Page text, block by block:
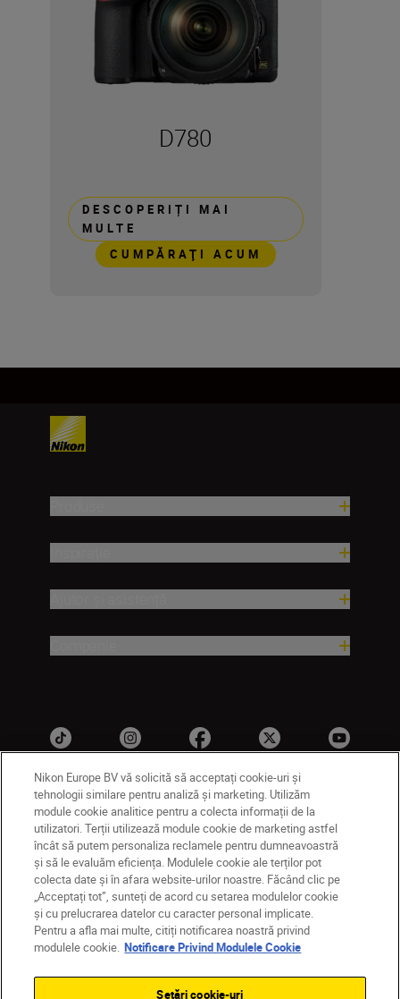
D780
DESCOPERIȚI MAI
MULTE
CUMPĂRAŢI ACUM
RO Nikon Sites
Contactaţi-ne
Politică de confidențialitate
Termeni de utilizare
Notificare privind modulele cookie
Setări cookie
© 2026 Nikon
Back to top
Nikon Europe BV vă solicită să acceptați cookie-uri și
tehnologii similare pentru analiză și marketing. Utilizăm
module cookie analitice pentru a colecta informații de la
utilizatori. Terții utilizează module cookie de marketing astfel
încât să putem personaliza reclamele pentru dumneavoastră
și să le evaluăm eficiența. Modulele cookie ale terților pot
colecta date și în afara website-urilor noastre. Făcând clic pe
„Acceptați tot”, sunteți de acord cu setarea modulelor cookie
și cu prelucrarea datelor cu caracter personal implicate.
Pentru a afla mai multe, citiți notificarea noastră privind
modulele cookie. Notificare Privind Modulele Cookie
Setări cookie-uri